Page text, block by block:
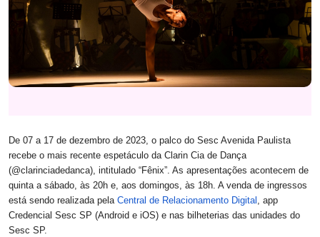
De 07 a 17 de dezembro de 2023, o palco do Sesc Avenida Paulista
recebe o mais recente espetáculo da Clarin Cia de Dança
(@clarinciadedanca), intitulado “Fênix”. As apresentações acontecem de
quinta a sábado, às 20h e, aos domingos, às 18h. A venda de ingressos
está sendo realizada pelaCentral de Relacionamento Digital , app
Credencial Sesc SP (Android e iOS) e nas bilheterias das unidades do
Sesc SP.